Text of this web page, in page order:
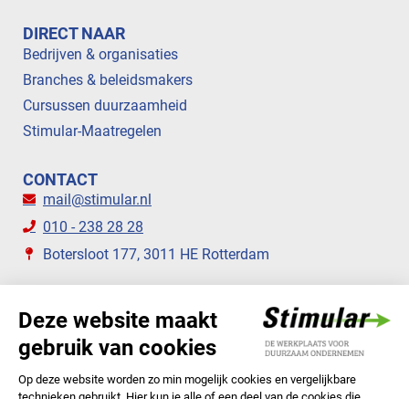
DIRECT NAAR
Bedrijven & organisaties
Branches & beleidsmakers
Cursussen duurzaamheid
Stimular-Maatregelen
CONTACT
mail@stimular.nl
010 - 238 28 28
Botersloot 177, 3011 HE Rotterdam
STIMULAR NIEUWSBRIEVEN
ABONNEER NU